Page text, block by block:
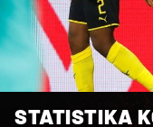
STATISTIKA